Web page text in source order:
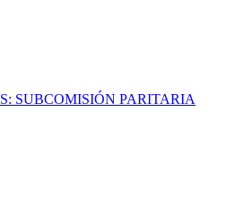
SUBCOMISIÓN PARITARIA